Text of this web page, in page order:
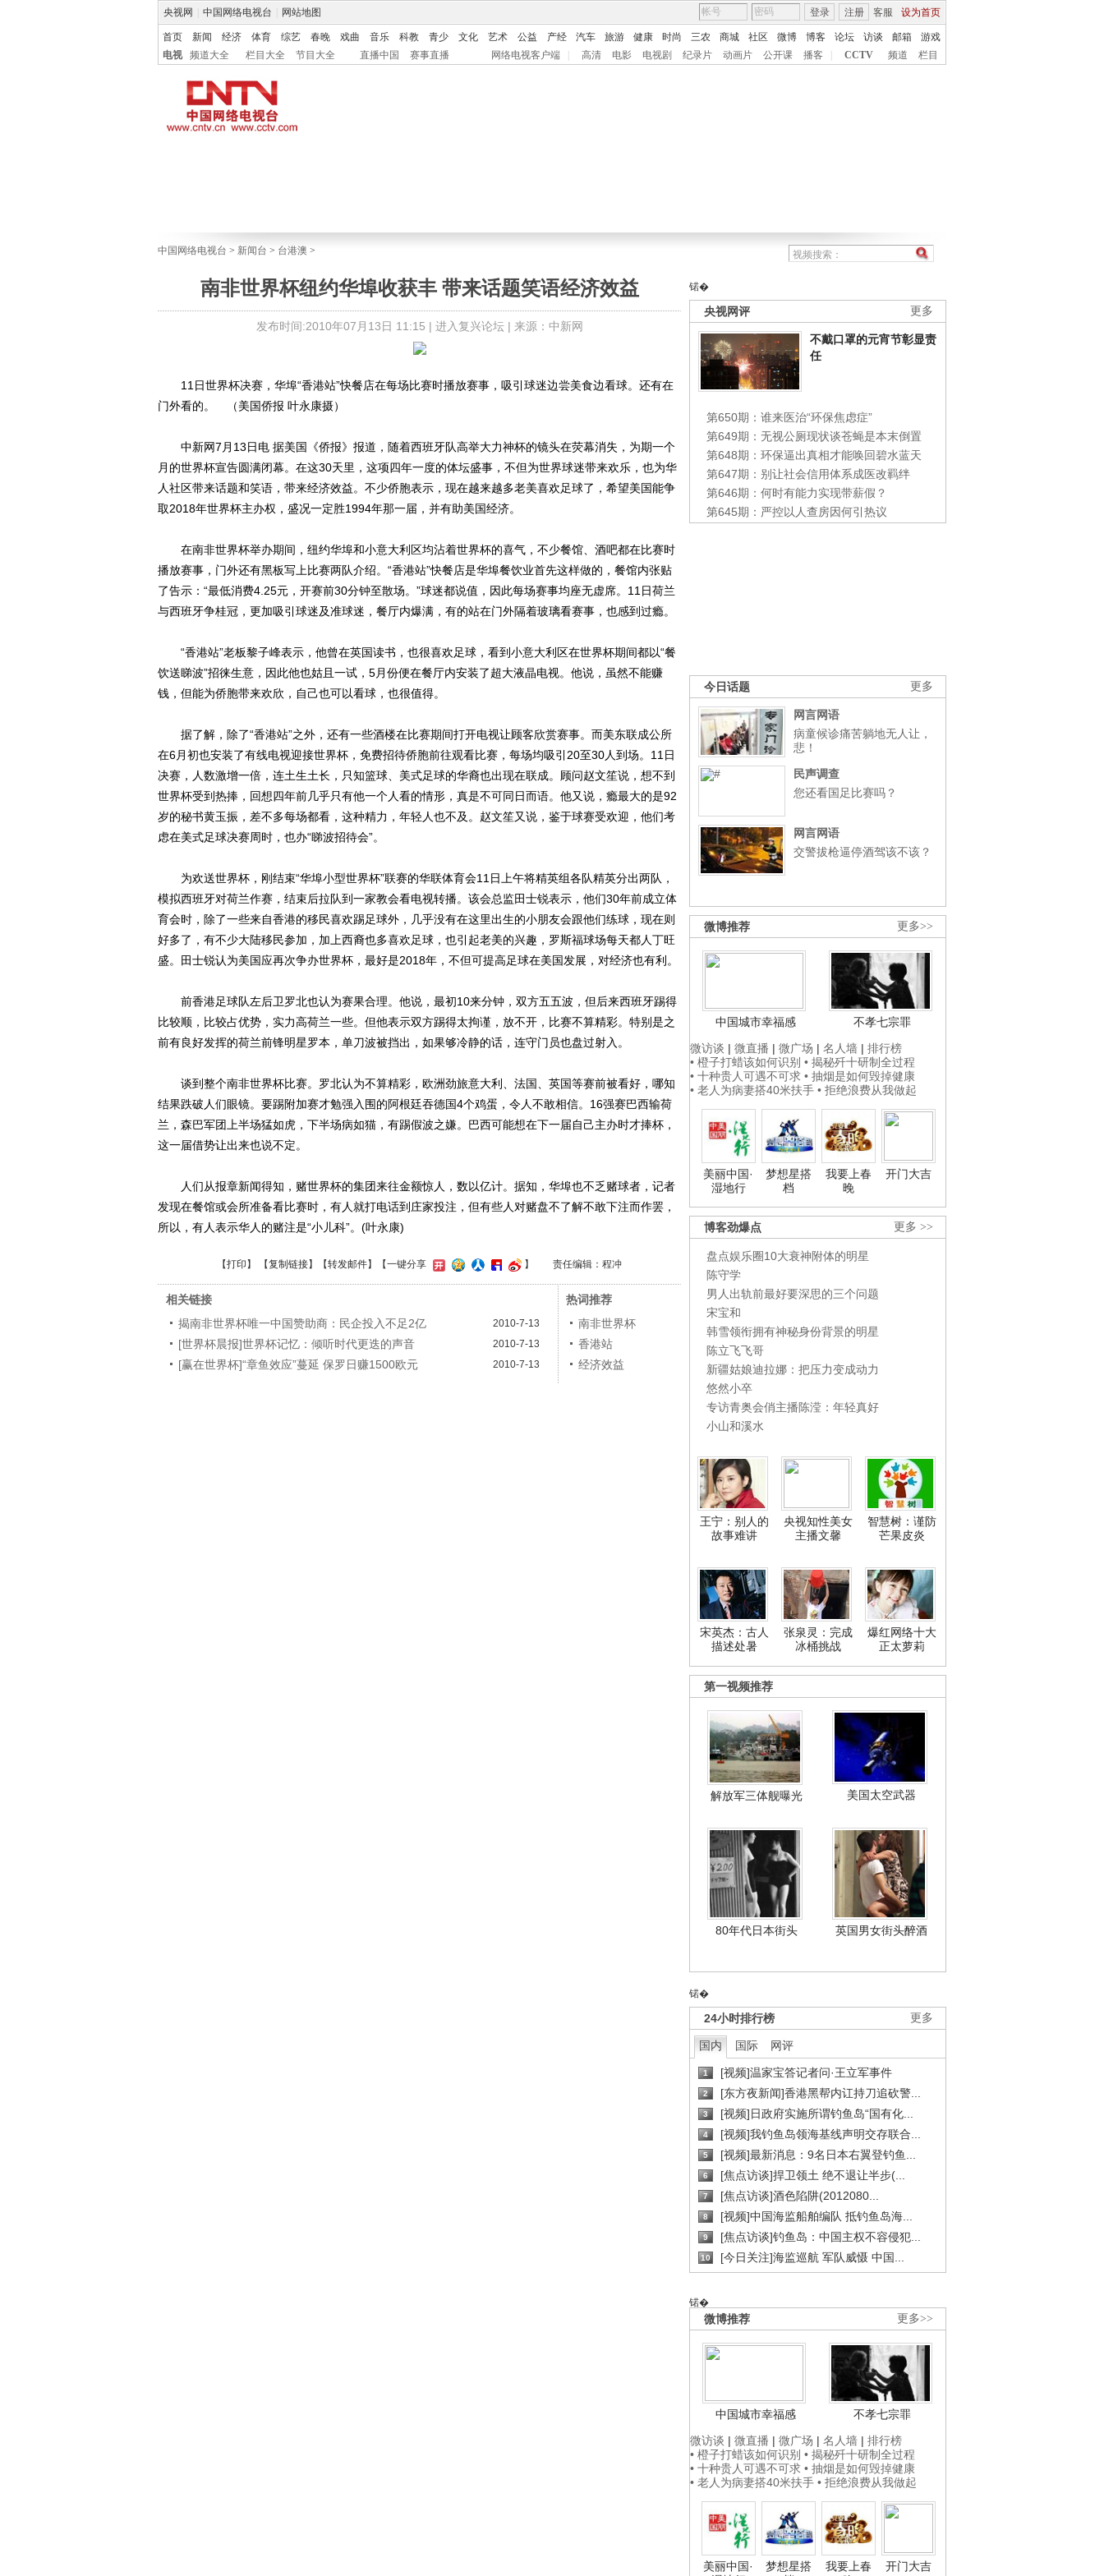
央视网 中国网络电视台 网站地图 客服 设为首页
登录 注册
首页 新闻 经济 体育 综艺 春晚 戏曲 音乐 科教 青少 文化 艺术 公益 产经 汽车 旅游 健康 时尚 三农 商城 社区 微博 博客 论坛 访谈 邮箱
游戏
电视
频道大全 栏目大全 节目大全 直播中国 赛事直播 网络电视客户端 高清 电影 电视剧 纪录片 动画片 公开课 播客 CCTV 频道 栏目
中国网络电视台 > 新闻台 > 台港澳 >
南非世界杯纽约华埠收获丰 带来话题笑语经济效益
发布时间:2010年07月13日 11:15 | 进入复兴论坛| 来源：中新网
锘�
更多
央视网评
不戴口罩的元宵节彰显责
任
第650期：谁来医治“环保焦虑症”
第649期：无视公厕现状谈苍蝇是本末倒置
第648期：环保逼出真相才能唤回碧水蓝天
第647期：别让社会信用体系成医改羁绊
第646期：何时有能力实现带薪假？
第645期：严控以人查房因何引热议
更多
今日话题
网言网语
病童候诊痛苦躺地无人让，
悲！
民声调查
您还看国足比赛吗？
网言网语
交警拔枪逼停酒驾该不该？
更多>>
微博推荐
中国城市幸福感
不孝七宗罪
微访谈 | 微直播 | 微广场 | 名人墙 | 排行榜
• 橙子打蜡该如何识别 • 揭秘歼十研制全过程
• 十种贵人可遇不可求 • 抽烟是如何毁掉健康
• 老人为病妻搭40米扶手 • 拒绝浪费从我做起
美丽中国·
湿地行
梦想星搭
档
我要上春
晚
开门大吉
更多 >>
博客劲爆点
盘点娱乐圈10大衰神附体的明星
陈守学
男人出轨前最好要深思的三个问题
宋宝和
韩雪领衔拥有神秘身份背景的明星
陈立飞飞哥
新疆姑娘迪拉娜：把压力变成动力
悠然小卒
专访青奥会俏主播陈滢：年轻真好
小山和溪水
王宁：别人的
故事难讲
央视知性美女
主播文馨
智慧树：谨防
芒果皮炎
宋英杰：古人
描述处暑
张泉灵：完成
冰桶挑战
爆红网络十大
正太萝莉
第一视频推荐
解放军三体舰曝光 美国太空武器
80年代日本街头 英国男女街头醉酒
锘�
更多
24小时排行榜
国内 国际 网评
1 [视频]温家宝答记者问·王立军事件
2 [东方夜新闻]香港黑帮内讧持刀追砍警...
3 [视频]日政府实施所谓钓鱼岛“国有化...
4 [视频]我钓鱼岛领海基线声明交存联合...
5 [视频]最新消息：9名日本右翼登钓鱼...
6 [焦点访谈]捍卫领土 绝不退让半步(...
7 [焦点访谈]酒色陷阱(2012080...
8 [视频]中国海监船舶编队 抵钓鱼岛海...
9 [焦点访谈]钓鱼岛：中国主权不容侵犯...
10 [今日关注]海监巡航 军队威慑 中国...
锘�
更多>>
微博推荐
中国城市幸福感
不孝七宗罪
微访谈 | 微直播 | 微广场 | 名人墙 | 排行榜
• 橙子打蜡该如何识别 • 揭秘歼十研制全过程
• 十种贵人可遇不可求 • 抽烟是如何毁掉健康
• 老人为病妻搭40米扶手 • 拒绝浪费从我做起
美丽中国·
梦想星搭
我要上春
开门大吉
11日世界杯决赛，华埠“香港站”快餐店在每场比赛时播放赛事，吸引球迷边尝美食边看球。还有在
门外看的。 （美国侨报 叶永康摄）
中新网7月13日电 据美国《侨报》报道，随着西班牙队高举大力神杯的镜头在荧幕消失，为期一个
月的世界杯宣告圆满闭幕。在这30天里，这项四年一度的体坛盛事，不但为世界球迷带来欢乐，也为华
人社区带来话题和笑语，带来经济效益。不少侨胞表示，现在越来越多老美喜欢足球了，希望美国能争
取2018年世界杯主办权，盛况一定胜1994年那一届，并有助美国经济。
在南非世界杯举办期间，纽约华埠和小意大利区均沾着世界杯的喜气，不少餐馆、酒吧都在比赛时
播放赛事，门外还有黑板写上比赛两队介绍。“香港站”快餐店是华埠餐饮业首先这样做的，餐馆内张贴
了告示：“最低消费4.25元，开赛前30分钟至散场。”球迷都说值，因此每场赛事均座无虚席。11日荷兰
与西班牙争桂冠，更加吸引球迷及准球迷，餐厅内爆满，有的站在门外隔着玻璃看赛事，也感到过瘾。
“香港站”老板黎子峰表示，他曾在英国读书，也很喜欢足球，看到小意大利区在世界杯期间都以“餐
饮送睇波”招徕生意，因此他也姑且一试，5月份便在餐厅内安装了超大液晶电视。他说，虽然不能赚
钱，但能为侨胞带来欢欣，自己也可以看球，也很值得。
据了解，除了“香港站”之外，还有一些酒楼在比赛期间打开电视让顾客欣赏赛事。而美东联成公所
在6月初也安装了有线电视迎接世界杯，免费招待侨胞前往观看比赛，每场均吸引20至30人到场。11日
决赛，人数激增一倍，连土生土长，只知篮球、美式足球的华裔也出现在联成。顾问赵文笙说，想不到
世界杯受到热捧，回想四年前几乎只有他一个人看的情形，真是不可同日而语。他又说，瘾最大的是92
岁的秘书黄玉振，差不多每场都看，这种精力，年轻人也不及。赵文笙又说，鉴于球赛受欢迎，他们考
虑在美式足球决赛周时，也办“睇波招待会”。
为欢送世界杯，刚结束“华埠小型世界杯”联赛的华联体育会11日上午将精英组各队精英分出两队，
模拟西班牙对荷兰作赛，结束后拉队到一家教会看电视转播。该会总监田士锐表示，他们30年前成立体
育会时，除了一些来自香港的移民喜欢踢足球外，几乎没有在这里出生的小朋友会跟他们练球，现在则
好多了，有不少大陆移民参加，加上西裔也多喜欢足球，也引起老美的兴趣，罗斯福球场每天都人丁旺
盛。田士锐认为美国应再次争办世界杯，最好是2018年，不但可提高足球在美国发展，对经济也有利。
前香港足球队左后卫罗北也认为赛果合理。他说，最初10来分钟，双方五五波，但后来西班牙踢得
比较顺，比较占优势，实力高荷兰一些。但他表示双方踢得太拘谨，放不开，比赛不算精彩。特别是之
前有良好发挥的荷兰前锋明星罗本，单刀波被挡出，如果够冷静的话，连守门员也盘过射入。
谈到整个南非世界杯比赛。罗北认为不算精彩，欧洲劲旅意大利、法国、英国等赛前被看好，哪知
结果跌破人们眼镜。要踢附加赛才勉强入围的阿根廷吞德国4个鸡蛋，令人不敢相信。16强赛巴西输荷
兰，森巴军团上半场猛如虎，下半场病如猫，有踢假波之嫌。巴西可能想在下一届自己主办时才捧杯，
这一届借势让出来也说不定。
人们从报章新闻得知，赌世界杯的集团来往金额惊人，数以亿计。据知，华埠也不乏赌球者，记者
发现在餐馆或会所准备看比赛时，有人就打电话到庄家投注，但有些人对赌盘不了解不敢下注而作罢，
所以，有人表示华人的赌注是“小儿科”。(叶永康)
【打印 】 【复制链接】【转发邮件】 【一键分享 】 责任编辑：程冲
相关链接
揭南非世界杯唯一中国赞助商：民企投入不足2亿
2010-7-13
[世界杯晨报]世界杯记忆：倾听时代更迭的声音 2010-7-13
[赢在世界杯]“章鱼效应”蔓延 保罗日赚1500欧元 2010-7-13
热词推荐
南非世界杯
香港站
经济效益